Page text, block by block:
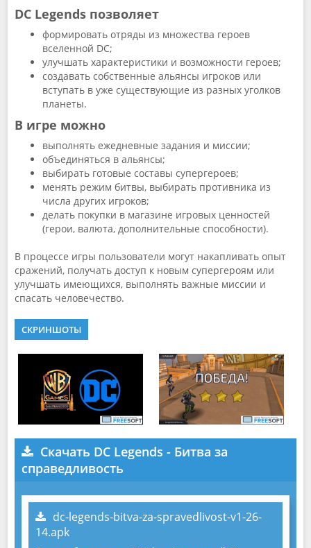
DC Legends позволяет
формировать отряды из множества героев
вселенной DC;
улучшать характеристики и возможности героев;
создавать собственные альянсы игроков или
вступать в уже существующие из разных уголков
планеты.
В игре можно
выполнять ежедневные задания и миссии;
объединяться в альянсы;
выбирать готовые составы супергероев;
менять режим битвы, выбирать противника из
числа других игроков;
делать покупки в магазине игровых ценностей
(герои, валюта, дополнительные способности).
В процессе игры пользователи могут накапливать опыт
сражений, получать доступ к новым супергероям или
улучшать имеющихся, выполнять важные миссии и
спасать человечество.
СКРИНШОТЫ
Скачать DC Legends - Битва за
справедливость
dc-legends-bitva-za-spravedlivost-v1-26-
14.apk